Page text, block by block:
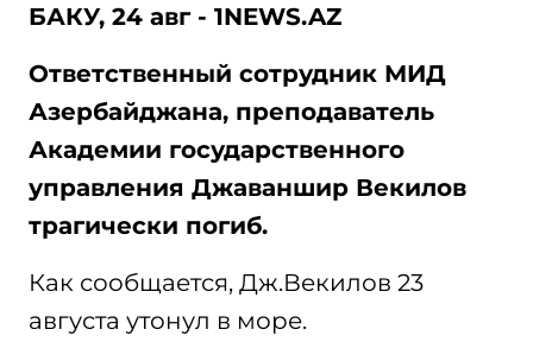
БАКУ, 24 авг - 1NEWS.AZ
Ответственный сотрудник МИД
Азербайджана, преподаватель
Академии государственного
управления Джаваншир Векилов
трагически погиб.
Как сообщается, Дж.Векилов 23
августа утонул в море.